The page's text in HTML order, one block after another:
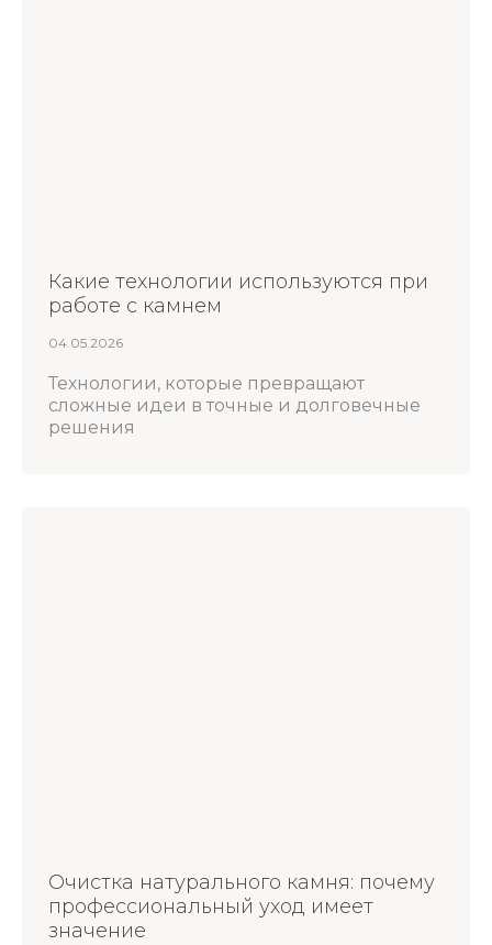
Какие технологии используются при
работе с камнем
04.05.2026
Технологии, которые превращают
сложные идеи в точные и долговечные
решения
Очистка натурального камня: почему
профессиональный уход имеет
значение